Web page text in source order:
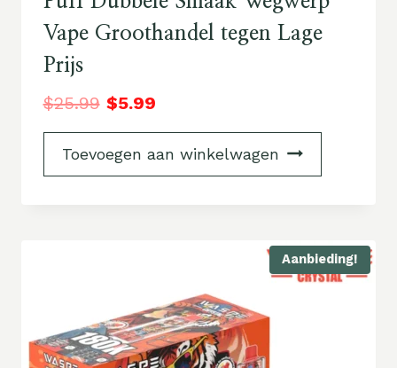
Vape Groothandel tegen Lage
Prijs
$25.99 $5.99
Toevoegen aan winkelwagen
Aanbieding!